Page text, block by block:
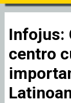
Infojus:
centro